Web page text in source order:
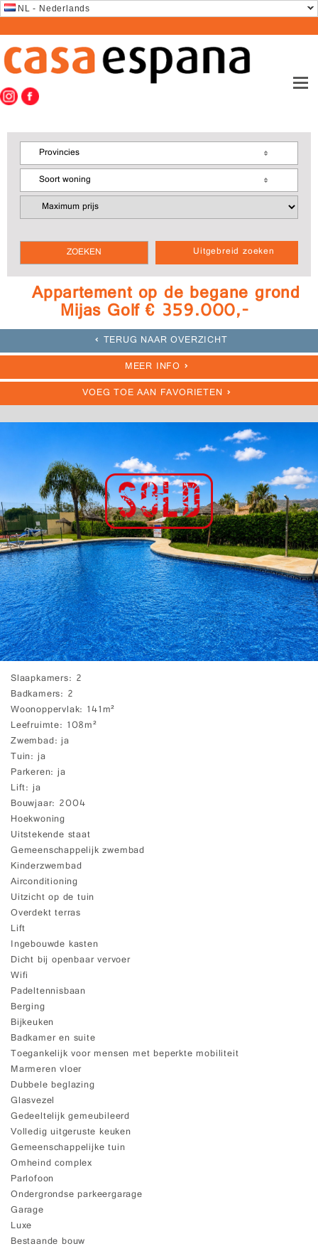
NL - Nederlands
Uitgebreid zoeken
Provincies
Soort woning
Appartement op de begane grond
Mijas Golf € 359.000,-
TERUG NAAR OVERZICHT
MEER INFO
VOEG TOE AAN FAVORIETEN
Slaapkamers 2
Badkamers 2
Woonoppervlak 141m²
Leefruimte 108m²
Zwembad ja
Tuin ja
Parkeren ja
Lift ja
Bouwjaar 2004
Hoekwoning
Uitstekende staat
Gemeenschappelijk zwembad
Kinderzwembad
Airconditioning
Uitzicht op de tuin
Overdekt terras
Lift
Ingebouwde kasten
Dicht bij openbaar vervoer
Wifi
Padeltennisbaan
Berging
Bijkeuken
Badkamer en suite
Toegankelijk voor mensen met beperkte mobiliteit
Marmeren vloer
Dubbele beglazing
Glasvezel
Gedeeltelijk gemeubileerd
Volledig uitgeruste keuken
Gemeenschappelijke tuin
Omheind complex
Parlofoon
Ondergrondse parkeergarage
Garage
Luxe
Bestaande bouw